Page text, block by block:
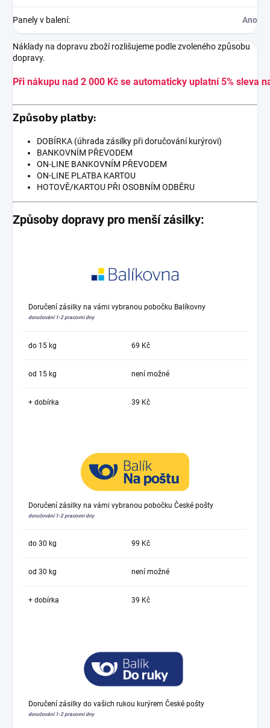
Panely v balení: Ano
Náklady na dopravu zboží rozlišujeme podle zvoleného způsobu
dopravy.
Při nákupu nad 2 000 Kč se automaticky uplatní 5% sleva
Způsoby platby:
DOBÍRKA (úhrada zásilky při doručování kurýrovi)
BANKOVNÍM PŘEVODEM
ON-LINE BANKOVNÍM PŘEVODEM
ON-LINE PLATBA KARTOU
HOTOVĚ/KARTOU PŘI OSOBNÍM ODBĚRU
Způsoby dopravy pro menší zásilky:
Doručení zásilky na vámi vybranou pobočku Balíkovny
doručování 1-2 pracovní dny
do 15 kg 69 Kč
od 15 kg není možné
+ dobírka 39 Kč
Doručení zásilky na vámi vybranou pobočku České pošty
doručování 1-2 pracovní dny
do 30 kg 99 Kč
od 30 kg není možné
+ dobírka 39 Kč
Doručení zásilky do vašich rukou kurýrem České pošty
doručování 1-2 pracovní dny